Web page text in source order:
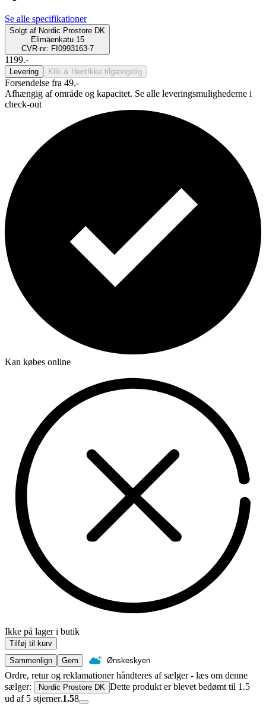
Se alle specifikationer
Solgt af Nordic Prostore DK
Elimäenkatu 15
CVR-nr: FI0993163-7
1199.-
Levering Klik & Hent Ikke tilgængelig
Forsendelse fra 49,-
Afhængig af område og kapacitet. Se alle leveringsmulighederne i
check-out
Kan købes online
Ikke på lager i butik
Tilføj til kurv
Sammenlign
Gem Ønskeskyen
Ordre, retur og reklamationer håndteres af sælger - læs om denne
sælger:
Nordic Prostore DK Dette produkt er blevet bedømt til 1.5
ud af 5 stjerner.1.58